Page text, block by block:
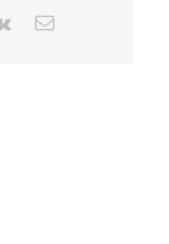
Vk Email